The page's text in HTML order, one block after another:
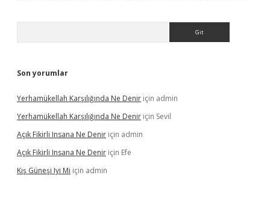
Son yorumlar
Yerhamükellah Karşılığında Ne Denir için admin
Yerhamükellah Karşılığında Ne Denir için Sevil
Açık Fikirli Insana Ne Denir için admin
Açık Fikirli Insana Ne Denir için Efe
Kış Güneşi Iyi Mi için admin